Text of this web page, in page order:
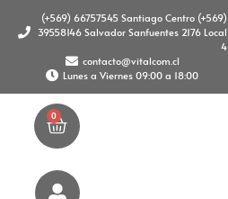
(+569) 66757545 Santiago Centro (+569)
39558146 Salvador Sanfuentes 2176 Local
4
contacto@vitalcom.cl
Lunes a Viernes 09:00 a 18:00
0